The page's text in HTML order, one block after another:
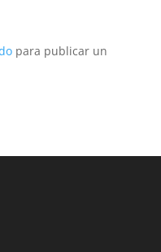
para publicar un